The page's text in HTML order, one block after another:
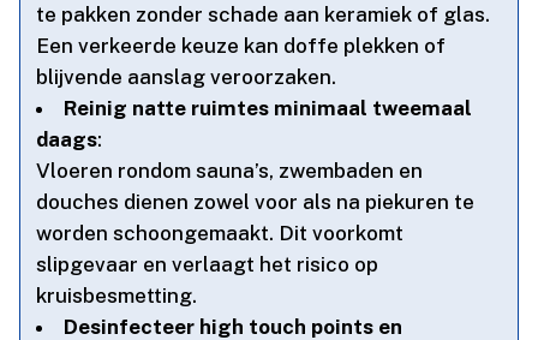
te pakken zonder schade aan keramiek of glas.​
Een verkeerde keuze kan doffe plekken of
blijvende aanslag veroorzaken.​
Reinig natte ruimtes minimaal tweemaal
daags:
Vloeren rondom sauna’s, zwembaden en
douches dienen zowel voor als na piekuren te
worden schoongemaakt.​ Dit voorkomt
slipgevaar en verlaagt het risico op
kruisbesmetting.​
Desinfecteer high touch points en